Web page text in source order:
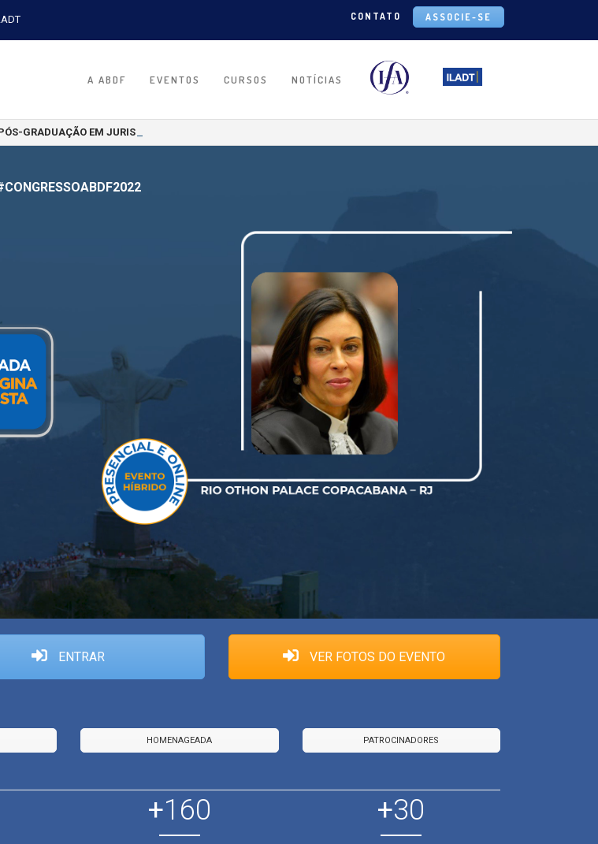
CONTATO ASSOCIE-SE
A ABDF EVENTOS CURSOS NOTÍCIAS
GRADUAÇÃO EM JURISPRUDÊNCIA TRIBUTÁRIA
ENTRAR VER FOTOS DO EVENTO
HOMENAGEADA PATROCINADORES
+160
+30